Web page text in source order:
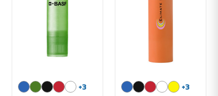
+3
+3